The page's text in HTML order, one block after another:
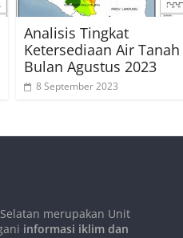
Analisis Tingkat
Ketersediaan Air Tanah
Bulan Agustus 2023
8 September 2023
merupakan Unit
informasi iklim dan